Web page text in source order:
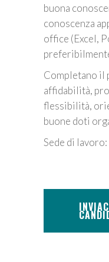
buona
conoscenza
office (Excel,
Completano il
affidabilità,
flessibilità,
buone doti
Sede di lavoro: